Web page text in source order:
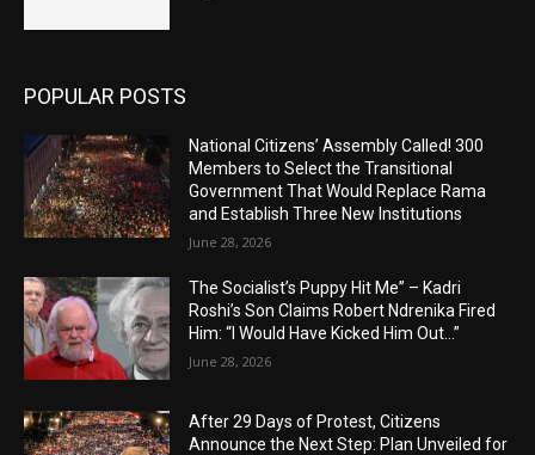
POPULAR POSTS
National Citizens’ Assembly Called! 300
Members to Select the Transitional
Government That Would Replace Rama
and Establish Three New Institutions
June 28, 2026
The Socialist’s Puppy Hit Me” – Kadri
Roshi’s Son Claims Robert Ndrenika Fired
Him: “I Would Have Kicked Him Out…”
June 28, 2026
After 29 Days of Protest, Citizens
Announce the Next Step: Plan Unveiled for